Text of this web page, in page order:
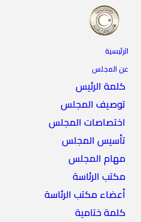
الرئيسية
عن المجلس
كلمة الرئيس
توصيف المجلس
اختصاصات المجلس
تأسيس المجلس
مهام المجلس
مكتب الرئاسة
أعضاء مكتب الرئاسة
كلمة ختامية